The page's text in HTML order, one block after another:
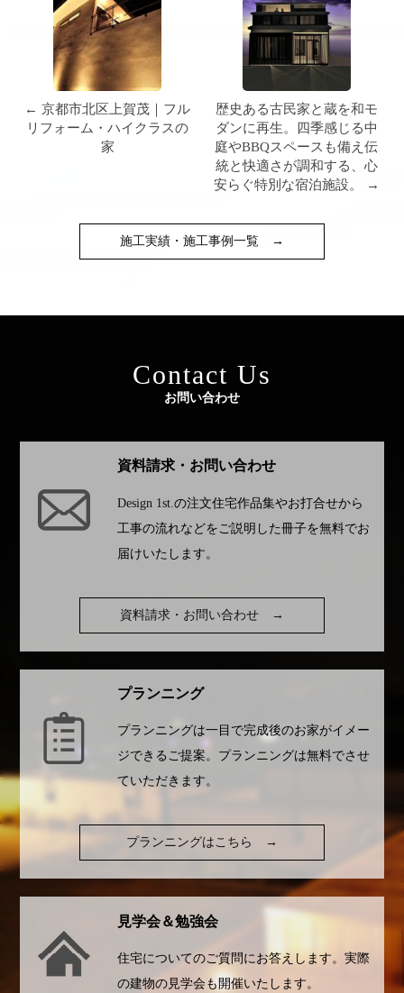
← 京都市北区上賀茂｜フル
リフォーム・ハイクラスの
家
歴史ある古民家と蔵を和モ
ダンに再生。四季感じる中
庭やBBQスペースも備え伝
統と快適さが調和する、心
安らぐ特別な宿泊施設。 →
施工実績・施工事例一覧 →
Contact Us
お問い合わせ
資料請求・お問い合わせ
Design 1st.の注文住宅作品集やお打合せから
工事の流れなどをご説明した冊子を無料でお
届けいたします。
資料請求・お問い合わせ →
プランニング
プランニングは一目で完成後のお家がイメー
ジできるご提案。プランニングは無料でさせ
ていただきます。
プランニングはこちら →
見学会＆勉強会
住宅についてのご質問にお答えします。実際
の建物の見学会も開催いたします。